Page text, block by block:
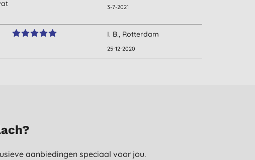
3-7-2021
I. B., Rotterdam
25-12-2020
aanbiedingen speciaal voor jou.